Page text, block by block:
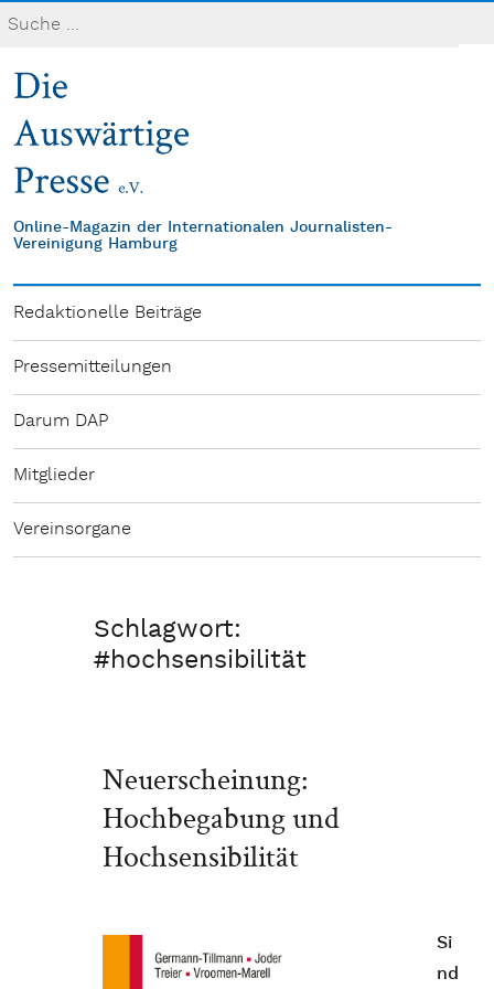
Online-Magazin der Internationalen Journalisten-
Vereinigung Hamburg
Redaktionelle Beiträge
Pressemitteilungen
Darum DAP
Mitglieder
Vereinsorgane
Schlagwort:
#hochsensibilität
Neuerscheinung:
Hochbegabung und
Hochsensibilität
Si
nd